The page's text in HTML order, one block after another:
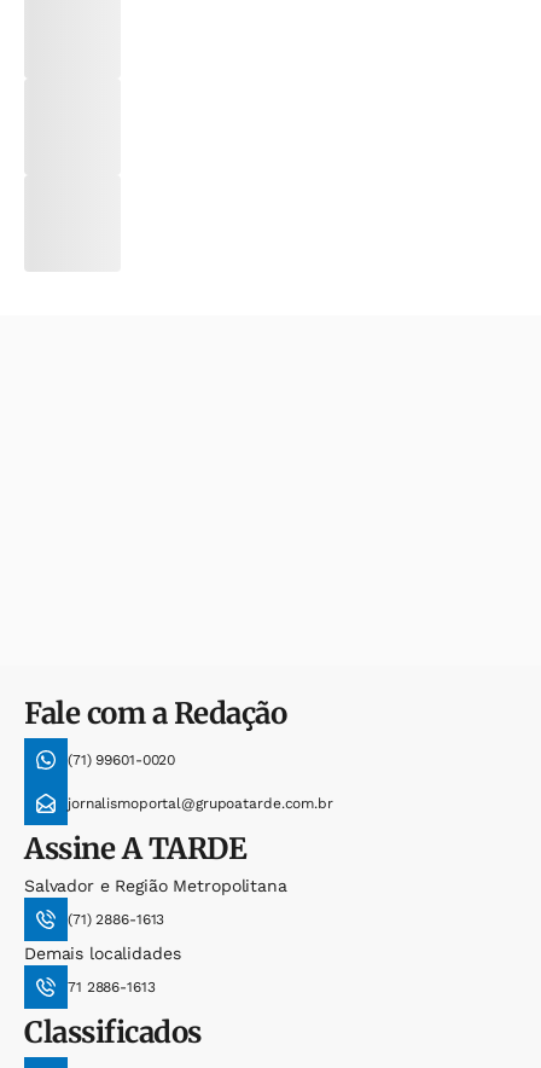
Fale com a Redação
(71) 99601-0020
jornalismoportal@grupoatarde.com.br
AssineA TARDE
Salvador e Região Metropolitana
(71) 2886-1613
Demais localidades
71 2886-1613
Classificados